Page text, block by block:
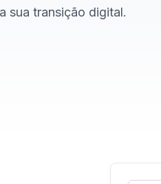
sua transição digital.